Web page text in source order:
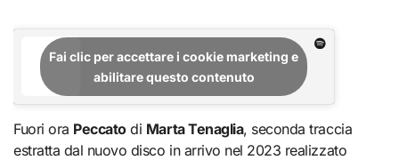
Fai clic per accettare i cookie marketing e
abilitare questo contenuto
Fuori ora Peccatodi Marta Tenaglia, seconda traccia
estratta dal nuovo disco in arrivo nel 2023 realizzato